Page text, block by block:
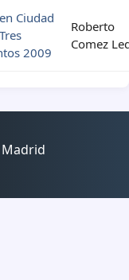
Ciudad
2009
Roberto
Comez